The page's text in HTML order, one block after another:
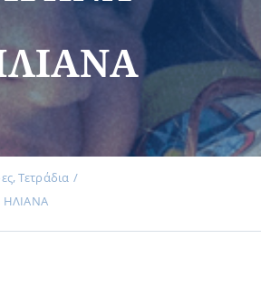
Τετράδια
ΗΛΙΑΝΑ